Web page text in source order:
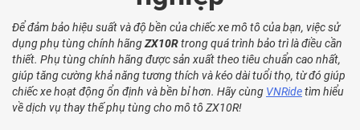
Để đảm bảo hiệu suất và độ bền của chiếc xe mô tô của bạn, việc sử
dụng phụ tùng chính hãngZX10Rtrong quá trình bảo trì là điều cần
thiết. Phụ tùng chính hãng được sản xuất theo tiêu chuẩn cao nhất,
giúp tăng cường khả năng tương thích và kéo dài tuổi thọ, từ đó giúp
chiếc xe hoạt động ổn định và bền bỉ hơn. Hãy cùng VNRidetìm hiểu
về dịch vụ thay thế phụ tùng cho mô tô ZX10R!